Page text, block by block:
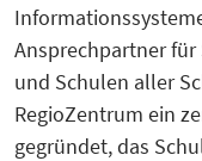
Ansprechpartner
und Schulen aller
RegioZentrum ein
gegründet, das